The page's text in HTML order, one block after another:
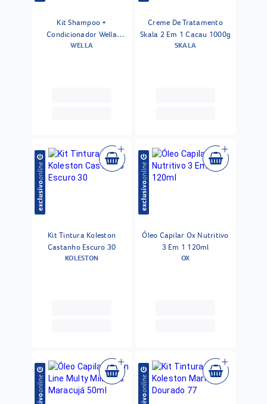
Kit Shampoo +
Condicionador Wella
Professionals Invigo Nutri
WELLA
Creme De Tratamento
Skala 2 Em 1 Cacau 1000g
SKALA
Kit Tintura Koleston
Castanho Escuro 30
KOLESTON
Óleo Capilar Ox Nutritivo
3 Em 1 120ml
OX